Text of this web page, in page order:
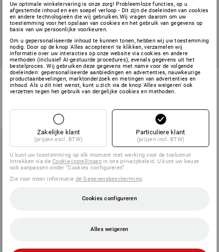
ABEBA OB slipper Caracas
(incl. BTW) v.a. 20 paar
ABEBA OB slipper Tahiti
(incl. BTW) v.a. 20 paar
Uw optimale winkelervaring is onze zorg! Probleemloze functies, op u
afgestemde inhoud en een soepel verloop - Dit zijn de doeleinden van cookies
en andere technologieën die wij gebruiken.Wij vragen daarom om uw
toestemming voor het opslaan van cookies en het gebruik van gegevens op
basis van uw persoonlijke voorkeuren.
Om u gepersonaliseerde inhoud te kunnen tonen, hebben wij uw toestemming
nodig. Door op de knop 'Alles accepteren' te klikken, verzamelen wij
informatie over uw interacties op onze website via cookies en andere
methoden (inclusief AI-gestuurde procedures), evenals gegevens uit het
bestelproces. Wij gebruiken deze gegevens met name voor de volgende
doeleinden: gepersonaliseerde aanbiedingen en advertenties, nauwkeurige
productaanbevelingen, marktonderzoek en metingen van advertenties en
inhoud. Als u dit niet wenst, kunt u zich via de knop 'Alles weigeren' ook
verzetten tegen het gebruik van dergelijke cookies en methoden.
Zakelijke klant
(prijzen excl. BTW)
Particuliere klant
(prijzen incl. BTW)
U kunt uw toestemming op elk moment met werking voor de toekomst
intrekken via deCookie-instellingenin ons privacybeleid. U kunt uw keuze
ook aanpassen onder “Cookies configureren”.
Zie voor meer informatie de Gegevensbescherming
Cookies configureren
Alles weigeren